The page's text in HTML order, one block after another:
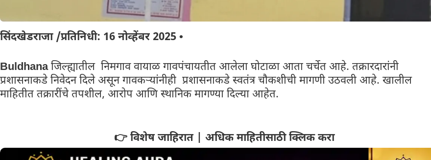
सिंदखेडराजा /प्रतिनिधी: 16 नोव्हेंबर 2025 •
Buldhanaजिल्ह्यातील निमगाव वायाळ गावपंचायतीत आलेला घोटाळा आता चर्चेत आहे. तक्रारदारांनी
प्रशासनाकडे निवेदन दिले असून गावकऱ्यांनीही प्रशासनाकडे स्वतंत्र चौकशीची मागणी उठवली आहे. खालील
माहितीत तक्रारींचे तपशील, आरोप आणि स्थानिक मागण्या दिल्या आहेत.
👉 विशेष जाहिरात | अधिक माहितीसाठी क्लिक करा